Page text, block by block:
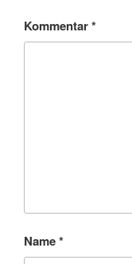
Kommentar*
Name*